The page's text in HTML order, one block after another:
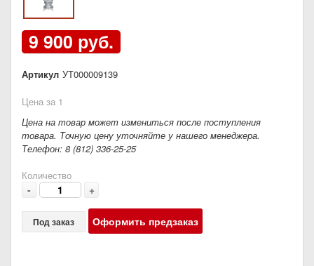
9 900 руб.
Артикул УТ000009139
Цена за 1
Цена на товар может измениться после поступления
товара. Точную цену уточняйте у нашего менеджера.
Телефон: 8 (812) 336-25-25
Количество
- +
Под заказ Оформить предзаказ